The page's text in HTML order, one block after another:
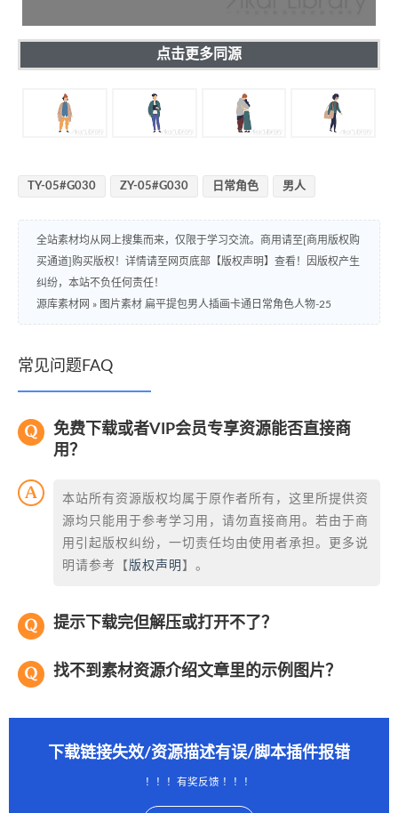
点击更多同源
TY-05#G030 ZY-05#G030 日常角色 男人
全站素材均从网上搜集而来，仅限于学习交流。商用请至[商用版权购
买通道]购买版权！详情请至网页底部【版权声明】查看！因版权产生
纠纷，本站不负任何责任！
源库素材网 » 图片素材 扁平提包男人插画卡通日常角色人物-25
常见问题FAQ
免费下载或者VIP会员专享资源能否直接商
用？
本站所有资源版权均属于原作者所有，这里所提供资
源均只能用于参考学习用，请勿直接商用。若由于商
用引起版权纠纷，一切责任均由使用者承担。更多说
明请参考【 版权声明 】。
提示下载完但解压或打开不了？
找不到素材资源介绍文章里的示例图片？
下载链接失效/资源描述有误/脚本插件报错
！！！有奖反馈 ！！！